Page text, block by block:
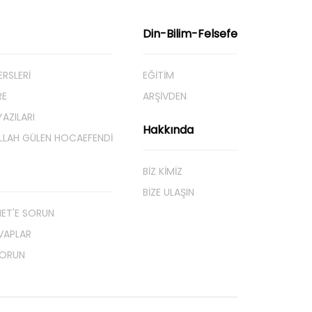
GÜLEN HOCAEFENDI
SORUN
Din-Bilim-Felsefe
EĞITIM
ARŞIVDEN
Hakkında
BIZ KIMIZ
BIZE ULAŞIN